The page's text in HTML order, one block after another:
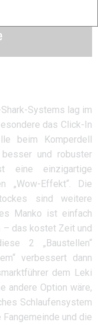
Systems lag im
das Click-In
beim Komperdell
und robuster
eine einzigartige
„Wow-Effekt“. Die
sind weitere
Manko ist einfach
– das kostet Zeit und
2 „Baustellen“
verbessert dann
dem Leki
andere Option wäre,
Schlaufensystem
und die